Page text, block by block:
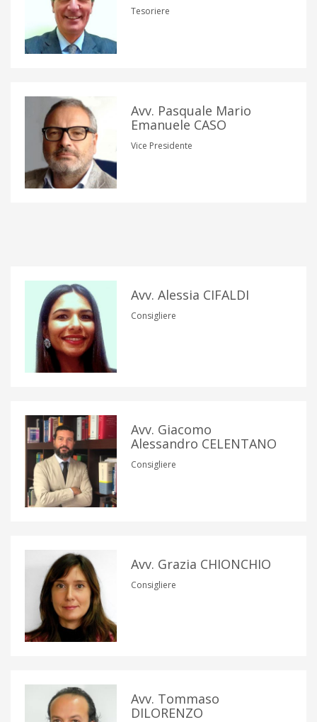
Tesoriere
Avv. Pasquale Mario
Emanuele CASO
Vice Presidente
Avv. Alessia CIFALDI
Consigliere
Avv. Giacomo
Alessandro CELENTANO
Consigliere
Avv. Grazia CHIONCHIO
Consigliere
Avv. Tommaso
DILORENZO